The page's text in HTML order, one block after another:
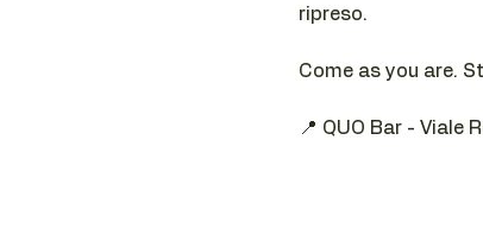
ripreso.
Come as you are.
📍 QUO Bar - Viale